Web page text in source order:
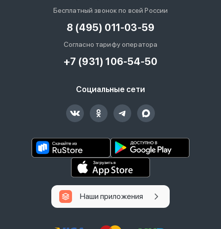
Бесплатный звонок по всей России
8 (495) 011-03-59
Согласно тарифу оператора
+7 (931) 106-54-50
Социальные сети
Наши приложения